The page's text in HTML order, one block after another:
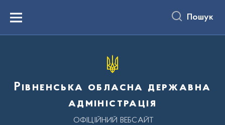
вмістуMenu Пошук
Рівненська обласна державна
адміністрація
ОФІЦІЙНИЙ ВЕБСАЙТ